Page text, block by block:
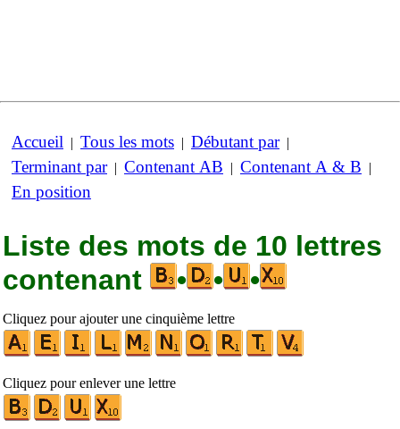
Accueil | Tous les mots | Débutant par|
Terminant par| Contenant AB | Contenant A & B |
En position
Liste des mots de 10 lettres
contenant
• • •
Cliquez pour ajouter une cinquième lettre
Cliquez pour enlever une lettre